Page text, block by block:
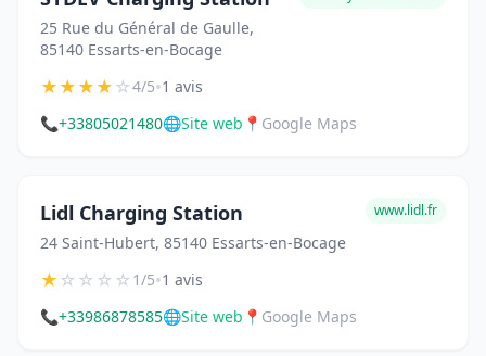
25 Rue du Général de Gaulle,
85140 Essarts-en-Bocage
★★★★☆4/5•1 avis
📞+33805021480🌐Site web 📍 Google Maps
Lidl Charging Station
24 Saint-Hubert, 85140 Essarts-en-Bocage
www.lidl.fr
★☆☆☆☆1/5•1 avis
📞+33986878585🌐Site web 📍 Google Maps